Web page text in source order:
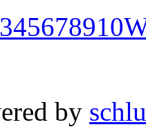
345678910
by